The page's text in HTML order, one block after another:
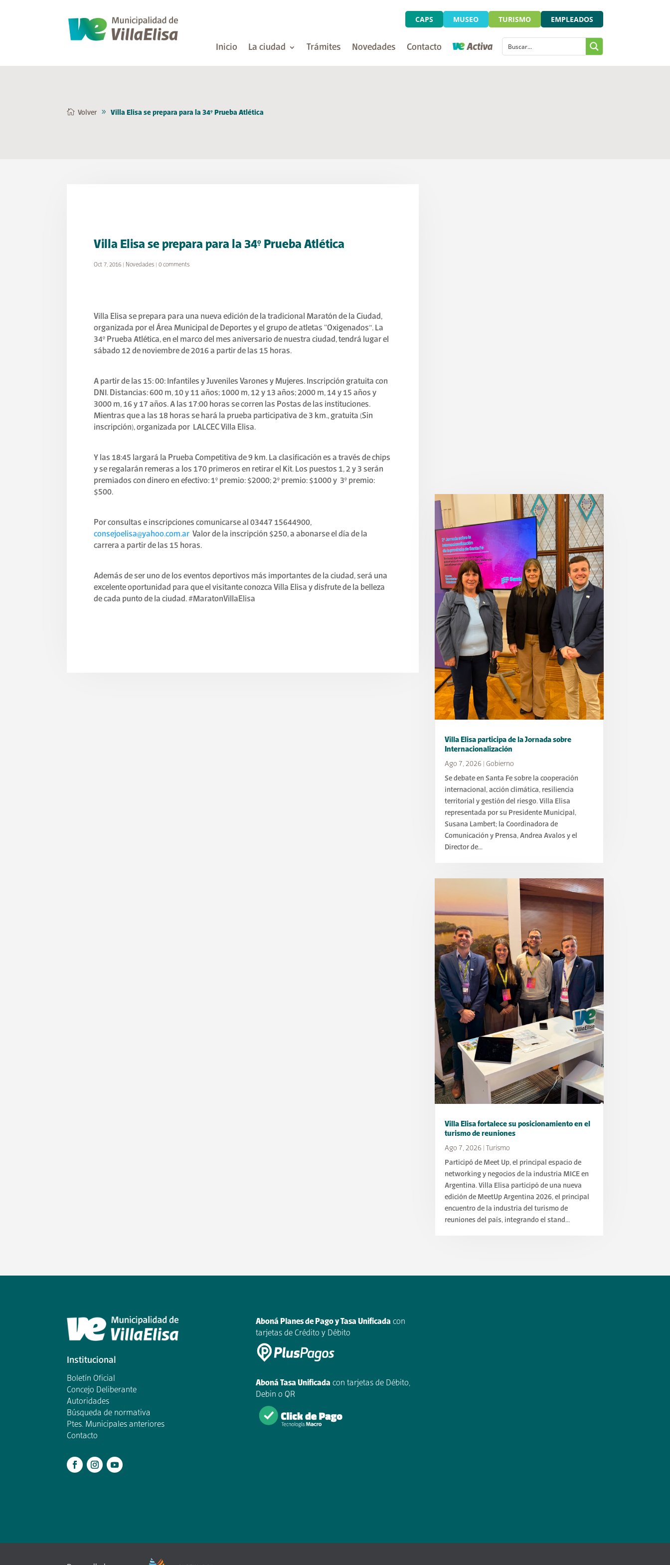
CAPS MUSEO TURISMO EMPLEADOS
Inicio La ciudad Trámites Novedades Contacto
Volver Villa Elisa se prepara para la 34° Prueba Atlética
Villa Elisa se prepara para la 34° Prueba Atlética
Oct 7, 2016 | Novedades |0 comments
Villa Elisa se prepara para una nueva edición de la tradicional Maratón de la Ciudad,
organizada por el Área Municipal de Deportes y el grupo de atletas “Oxigenados”. La
34° Prueba Atlética, en el marco del mes aniversario de nuestra ciudad, tendrá lugar el
sábado 12 de noviembre de 2016 a partir de las 15 horas.
A partir de las 15: 00: Infantiles y Juveniles Varones y Mujeres. Inscripción gratuita con
DNI. Distancias: 600 m, 10 y 11 años; 1000 m, 12 y 13 años; 2000 m, 14 y 15 años y
3000 m, 16 y 17 años. A las 17:00 horas se corren las Postas de las instituciones.
Mientras que a las 18 horas se hará la prueba participativa de 3 km., gratuita (Sin
inscripción), organizada por LALCEC Villa Elisa.
Y las 18:45 largará la Prueba Competitiva de 9 km. La clasificación es a través de chips
y se regalarán remeras a los 170 primeros en retirar el Kit. Los puestos 1, 2 y 3 serán
premiados con dinero en efectivo: 1° premio: $2000; 2° premio: $1000 y 3° premio:
$500.
Por consultas e inscripciones comunicarse al 03447 15644900,
consejoelisa@yahoo.com.ar Valor de la inscripción $250, a abonarse el día de la
carrera a partir de las 15 horas.
Además de ser uno de los eventos deportivos más importantes de la ciudad, será una
excelente oportunidad para que el visitante conozca Villa Elisa y disfrute de la belleza
de cada punto de la ciudad. #MaratonVillaElisa
Villa Elisa participa de la Jornada sobre
Internacionalización
Ago 7, 2026
Gobierno
Se debate en Santa Fe sobre la cooperación
internacional, acción climática, resiliencia
territorial y gestión del riesgo. Villa Elisa
representada por su Presidente Municipal,
Susana Lambert; la Coordinadora de
Comunicación y Prensa, Andrea Avalos y el
Director de...
Villa Elisa fortalece su posicionamiento en el
turismo de reuniones
Ago 7, 2026
Turismo
Participó de Meet Up, el principal espacio de
networking y negocios de la industria MICE en
Argentina. Villa Elisa participó de una nueva
edición de MeetUp Argentina 2026, el principal
encuentro de la industria del turismo de
reuniones del país, integrando el stand...
Institucional
Boletín Oficial
Concejo Deliberante
Autoridades
Búsqueda de normativa
Ptes. Municipales anteriores
Contacto
Aboná Planes de Pago y Tasa Unificada con
tarjetas de Crédito y Débito
Aboná Tasa Unificada con tarjetas de Débito,
Debin o QR